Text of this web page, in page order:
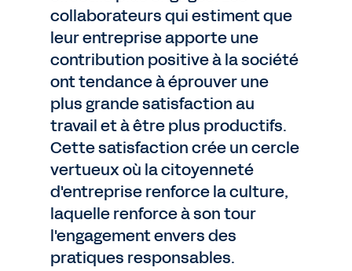
collaborateurs qui estiment que
leur entreprise apporte une
contribution positive à la société
ont tendance à éprouver une
plus grande satisfaction au
travail et à être plus productifs.
Cette satisfaction crée un cercle
vertueux où la citoyenneté
d'entreprise renforce la culture,
laquelle renforce à son tour
l'engagement envers des
pratiques responsables.